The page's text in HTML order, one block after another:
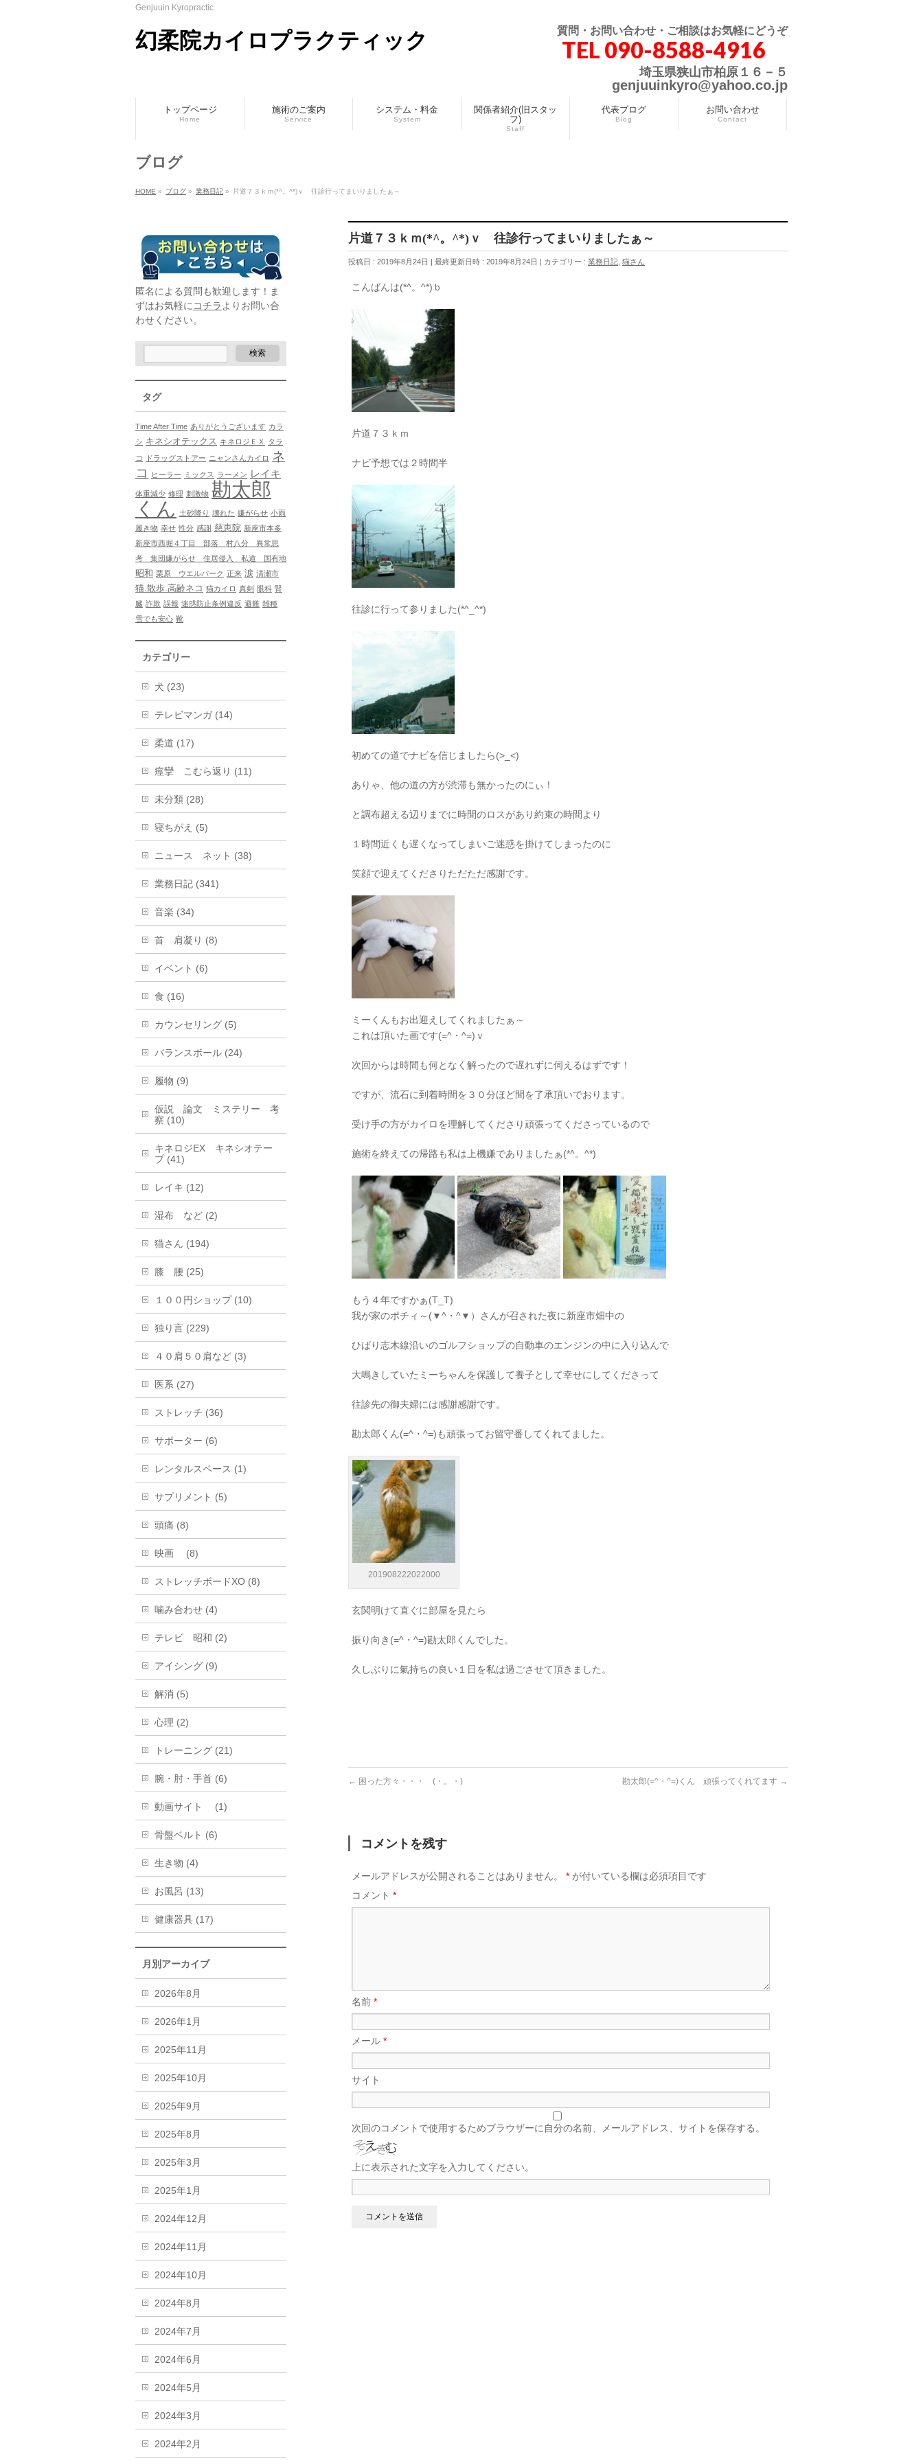
Genjuuin Kyropractic
幻柔院カイロプラクティック 質問・お問い合わせ・ご相談はお気軽にどうぞ
TEL 090-8588-4916
埼玉県狭山市柏原１６－５
genjuuinkyro@yahoo.co.jp
トップページ
Home
施術のご案内
Service
システム・料金
System
関係者紹介(旧スタッ
フ)
Staff
代表ブログ
Blog
お問い合わせ
Contact
ブログ
HOME » ブログ » 業務日記 » 片道７３ｋｍ(*^。^*)ｖ 往診行ってまいりましたぁ～
片道７３ｋｍ(*^。^*)ｖ 往診行ってまいりましたぁ～
投稿日 : 2019年8月24日 最終更新日時 : 2019年8月24日 カテゴリー : 業務日記 猫さん
こんばんは(*^。^*)ｂ
片道７３ｋｍ
ナビ予想では２時間半
往診に行って参りました(*^_^*)
初めての道でナビを信じましたら(>_<)
ありゃ、他の道の方が渋滞も無かったのにぃ！
と調布超える辺りまでに時間のロスがあり約束の時間より
１時間近くも遅くなってしまいご迷惑を掛けてしまったのに
笑顔で迎えてくださりただただ感謝です。
ミーくんもお出迎えしてくれましたぁ～
これは頂いた画です(=^・^=)ｖ
次回からは時間も何となく解ったので遅れずに伺えるはずです！
ですが、流石に到着時間を３０分ほど間を了承頂いでおります。
受け手の方がカイロを理解してくださり頑張ってくださっているので
施術を終えての帰路も私は上機嫌でありましたぁ(*^。^*)
もう４年ですかぁ(T_T)
我が家のポチィ～(▼^・^▼）さんが召された夜に新座市畑中の
ひばり志木線沿いのゴルフショップの自動車のエンジンの中に入り込んで
大鳴きしていたミーちゃんを保護して養子として幸せにしてくださって
往診先の御夫婦には感謝感謝です。
勘太郎くん(=^・^=)も頑張ってお留守番してくれてました。
201908222022000
玄関明けて直ぐに部屋を見たら
振り向き(=^・^=)勘太郎くんでした。
久しぶりに氣持ちの良い１日を私は過ごさせて頂きました。
← 困った方々・・・ (・。・) 勘太郎(=^・^=)くん 頑張ってくれてます →
コメントを残す
メールアドレスが公開されることはありません。 * が付いている欄は必須項目です
コメント *
名前 *
メール *
サイト
次回のコメントで使用するためブラウザーに自分の名前、メールアドレス、サイトを保存する。
上に表示された文字を入力してください。
匿名による質問も歓迎します！ま
ずはお気軽に コチラ よりお問い合
わせください。
タグ
Time After Time ありがとうございます カラ
シ キネシオテックス キネロジＥＸ
タラ
コ
ドラッグストアー ニャンさんカイロ ネ
コ
ヒーラー ミックス ラーメン レイキ
体重減少 修理 刺激物 勘太郎
くん
土砂降り 壊れた 嫌がらせ 小雨
履き物 幸せ 性分 感謝 慈恵院 新座市本多
新座市西堀４丁目 部落 村八分 異常思
考 集団嫌がらせ 住居侵入 私道 国有地
昭和 栗原 ウエルパーク 正来 涙 清瀬市
猫.散歩.高齢ネコ 猫カイロ 真剣 眼科 腎
臓 詐欺 誤報 迷惑防止条例違反 避難 雑種
雪でも安心 靴
カテゴリー
犬 (23)
テレビマンガ (14)
柔道 (17)
痙攣 こむら返り (11)
未分類 (28)
寝ちがえ (5)
ニュース ネット (38)
業務日記 (341)
音楽 (34)
首 肩凝り (8)
イベント (6)
食 (16)
カウンセリング (5)
バランスボール (24)
履物 (9)
仮説 論文 ミステリー 考
察 (10)
キネロジEX キネシオテー
プ (41)
レイキ (12)
湿布 など (2)
猫さん (194)
膝 腰 (25)
１００円ショップ (10)
独り言 (229)
４０肩５０肩など (3)
医系 (27)
ストレッチ (36)
サポーター (6)
レンタルスペース (1)
サプリメント (5)
頭痛 (8)
映画 (8)
ストレッチボードXO (8)
噛み合わせ (4)
テレビ 昭和 (2)
アイシング (9)
解消 (5)
心理 (2)
トレーニング (21)
腕・肘・手首 (6)
動画サイト (1)
骨盤ベルト (6)
生き物 (4)
お風呂 (13)
健康器具 (17)
月別アーカイブ
2026年8月
2026年1月
2025年11月
2025年10月
2025年9月
2025年8月
2025年3月
2025年1月
2024年12月
2024年11月
2024年10月
2024年8月
2024年7月
2024年6月
2024年5月
2024年3月
2024年2月